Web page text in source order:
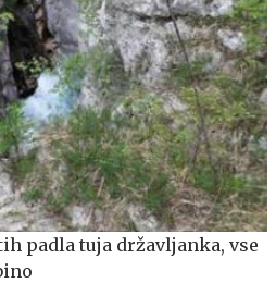
padla tuja državljanka, vse